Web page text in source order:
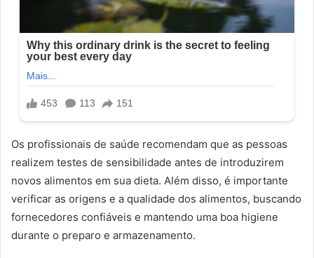
Os profissionais de saúde recomendam que as pessoas
realizem testes de sensibilidade antes de introduzirem
novos alimentos em sua dieta. Além disso, é importante
verificar as origens e a qualidade dos alimentos, buscando
fornecedores confiáveis e mantendo uma boa higiene
durante o preparo e armazenamento.